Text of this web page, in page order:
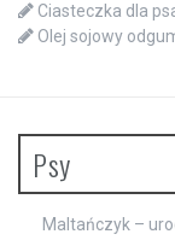
Ciasteczka dla
Olej sojowy
Psy
Maltańczyk –